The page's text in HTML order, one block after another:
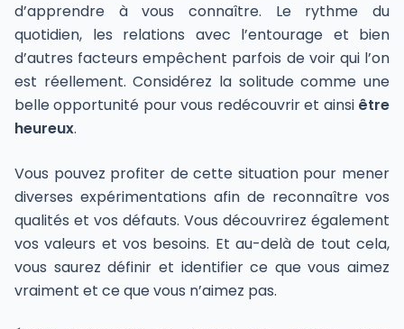
d’apprendre à vous connaître. Le rythme du
quotidien, les relations avec l’entourage et bien
d’autres facteurs empêchent parfois de voir qui l’on
est réellement. Considérez la solitude comme une
belle opportunité pour vous redécouvrir et ainsi être
heureux.
Vous pouvez profiter de cette situation pour mener
diverses expérimentations afin de reconnaître vos
qualités et vos défauts. Vous découvrirez également
vos valeurs et vos besoins. Et au-delà de tout cela,
vous saurez définir et identifier ce que vous aimez
vraiment et ce que vous n’aimez pas.